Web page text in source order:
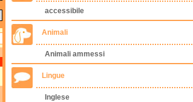
accessibile
Animali
Animali ammessi
Lingue
Inglese